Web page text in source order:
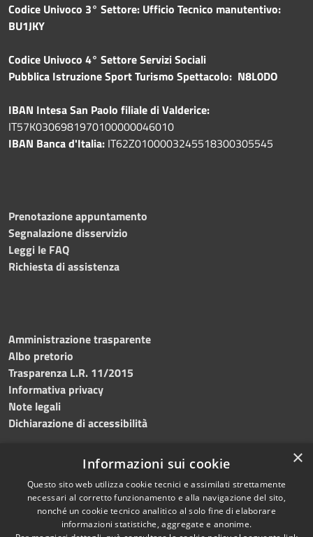
Codice Univoco 3° Settore: Ufficio Tecnico manutentivo:
BU1JKY
Codice Univoco 4° Settore Servizi Sociali
Pubblica Istruzione Sport Turismo Spettacolo: N8L0DO
IBAN Intesa San Paolo filiale di Valderice:
IT57K0306981970100000046010
IBAN Banca d'Italia: IT62Z0100003245518300305545
Prenotazione appuntamento
Segnalazione disservizio
Leggi le FAQ
Richiesta di assistenza
Amministrazione trasparente
Albo pretorio
Trasparenza L.R. 11/2015
Informativa privacy
Note legali
Dichiarazione di accessibilità
RSS
Accessibilità
Copyright © 2026 • Comune di
Custonaci • Powered by
Municipium•Accesso
×
Informazioni sui cookie
Questo sito web utilizza cookie tecnici e assimilati strettamente
necessari al corretto funzionamento e alla navigazione del sito,
nonché un cookie tecnico analitico al solo fine di elaborare
informazioni statistiche, aggregate e anonime.